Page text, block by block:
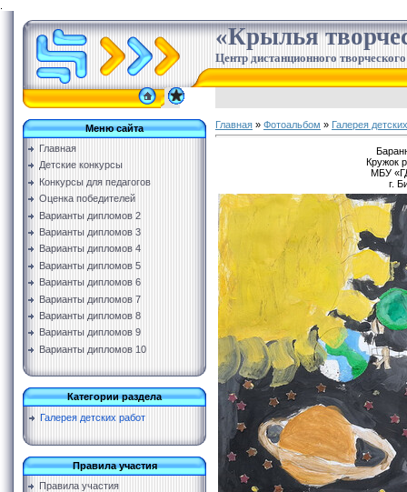
«Крылья
Центр дистанционного
Меню сайта
Главная
Детские конкурсы
Конкурсы для педагогов
Оценка победителей
Варианты дипломов 2
Варианты дипломов 3
Варианты дипломов 4
Варианты дипломов 5
Варианты дипломов 6
Варианты дипломов 7
Варианты дипломов 8
Варианты дипломов 9
Варианты дипломов 10
Категории раздела
Галерея детских работ
Правила участия
Правила участия
Главная » Фотоальбом » Галерея
Кружок
МБУ
г.